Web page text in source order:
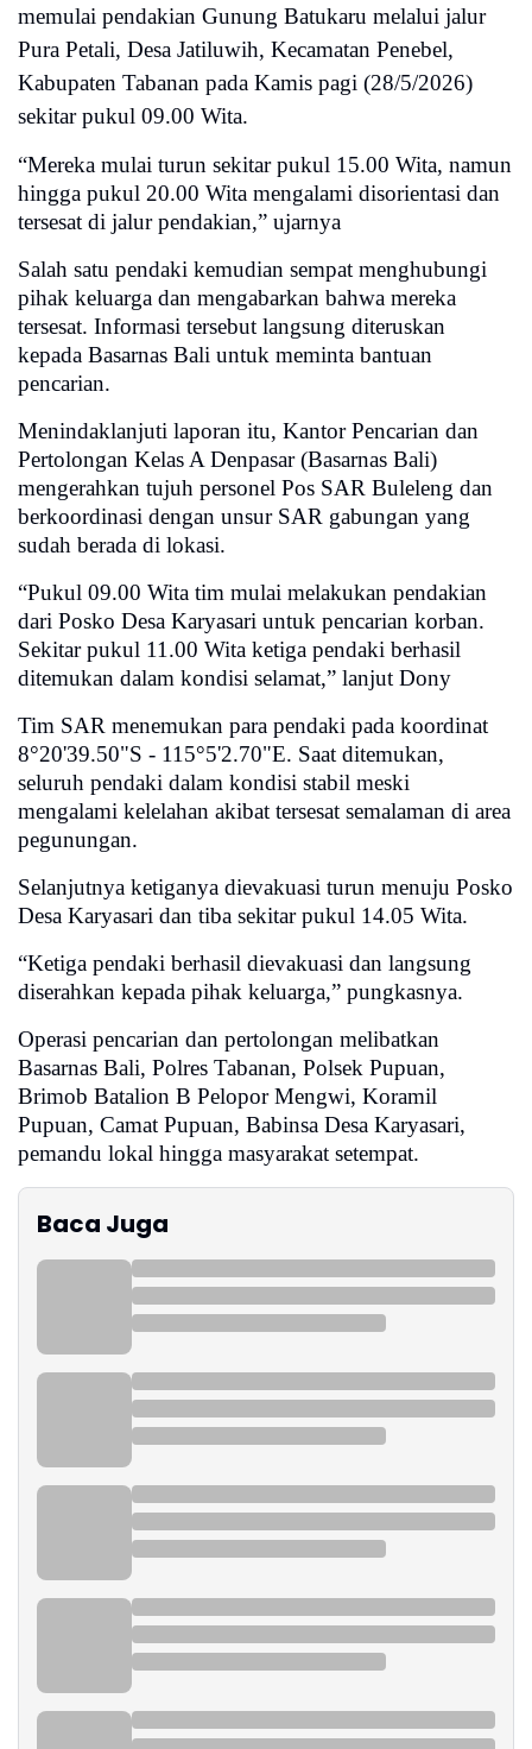
memulai pendakian Gunung Batukaru melalui jalur
Pura Petali, Desa Jatiluwih, Kecamatan Penebel,
Kabupaten Tabanan pada Kamis pagi (28/5/2026)
sekitar pukul 09.00 Wita.
“Mereka mulai turun sekitar pukul 15.00 Wita, namun
hingga pukul 20.00 Wita mengalami disorientasi dan
tersesat di jalur pendakian,” ujarnya
Salah satu pendaki kemudian sempat menghubungi
pihak keluarga dan mengabarkan bahwa mereka
tersesat. Informasi tersebut langsung diteruskan
kepada Basarnas Bali untuk meminta bantuan
pencarian.
Menindaklanjuti laporan itu, Kantor Pencarian dan
Pertolongan Kelas A Denpasar (Basarnas Bali)
mengerahkan tujuh personel Pos SAR Buleleng dan
berkoordinasi dengan unsur SAR gabungan yang
sudah berada di lokasi.
“Pukul 09.00 Wita tim mulai melakukan pendakian
dari Posko Desa Karyasari untuk pencarian korban.
Sekitar pukul 11.00 Wita ketiga pendaki berhasil
ditemukan dalam kondisi selamat,” lanjut Dony
Tim SAR menemukan para pendaki pada koordinat
8°20'39.50"S - 115°5'2.70"E. Saat ditemukan,
seluruh pendaki dalam kondisi stabil meski
mengalami kelelahan akibat tersesat semalaman di area
pegunungan.
Selanjutnya ketiganya dievakuasi turun menuju Posko
Desa Karyasari dan tiba sekitar pukul 14.05 Wita.
“Ketiga pendaki berhasil dievakuasi dan langsung
diserahkan kepada pihak keluarga,” pungkasnya.
Operasi pencarian dan pertolongan melibatkan
Basarnas Bali, Polres Tabanan, Polsek Pupuan,
Brimob Batalion B Pelopor Mengwi, Koramil
Pupuan, Camat Pupuan, Babinsa Desa Karyasari,
pemandu lokal hingga masyarakat setempat.
Baca Juga